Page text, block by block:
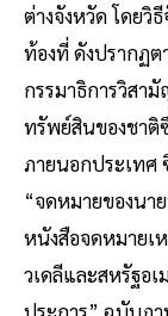
ต่างจังหวัด โดยวิ
ท้องที่ ดังปรากฏ
กรรมาธิการวิสา
ทรัพย์สินของชาติ
ภายนอกประเทศ
“จดหมายของนา
หนังสือจดหมายเ
วเดลีและสหรัฐอเ